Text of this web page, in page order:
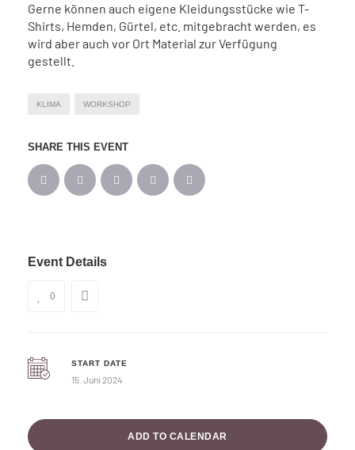
Gerne können auch eigene Kleidungsstücke wie T-
Shirts, Hemden, Gürtel, etc. mitgebracht werden, es
wird aber auch vor Ort Material zur Verfügung
gestellt.
KLIMA WORKSHOP
SHARE THIS EVENT
Event Details
0
START DATE
15. Juni 2024
ADD TO CALENDAR